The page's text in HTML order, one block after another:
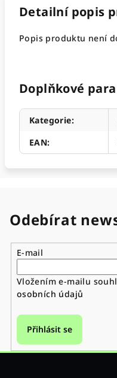
Detailní popis
Popis produktu není
Doplňkové
Kategorie:
EAN:
Odebírat
E-mail
Vložením e-mailu
osobních údajů
Přihlásit se